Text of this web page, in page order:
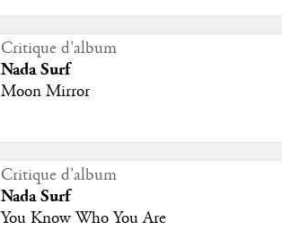
Critique d'album
Nada Surf
Moon Mirror
Critique d'album
Nada Surf
You Know Who You Are